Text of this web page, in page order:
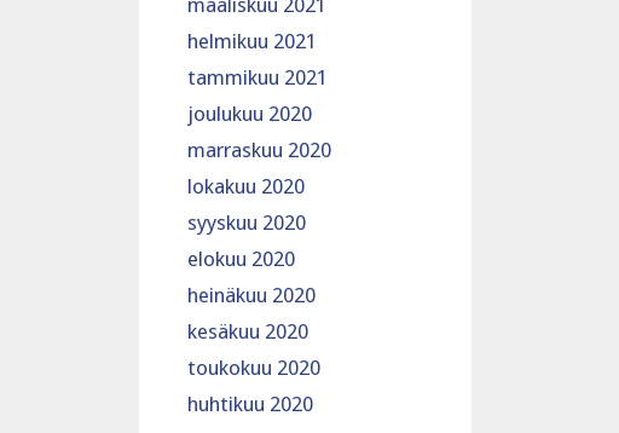
maaliskuu 2021
helmikuu 2021
tammikuu 2021
joulukuu 2020
marraskuu 2020
lokakuu 2020
syyskuu 2020
elokuu 2020
heinäkuu 2020
kesäkuu 2020
toukokuu 2020
huhtikuu 2020